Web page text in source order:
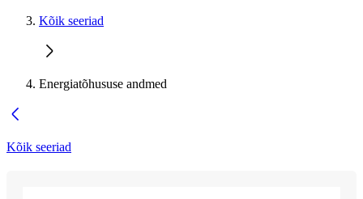
Kõik seeriad
Energiatõhususe andmed
Kõik seeriad